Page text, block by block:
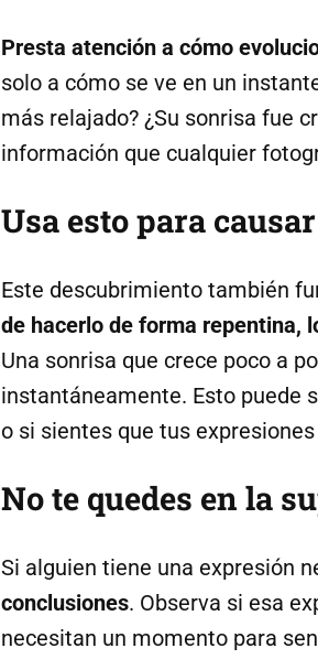
Presta atención a cómo
solo a cómo se ve en un
más relajado? ¿Su sonrisa fue
información que cualquier
Usa esto para
Este descubrimiento también
de hacerlo de forma repentina,
Una sonrisa que crece poco a
instantáneamente. Esto puede
o si sientes que tus
No te quedes en la
Si alguien tiene una expresión
conclusiones. Observa si esa
necesitan un momento para